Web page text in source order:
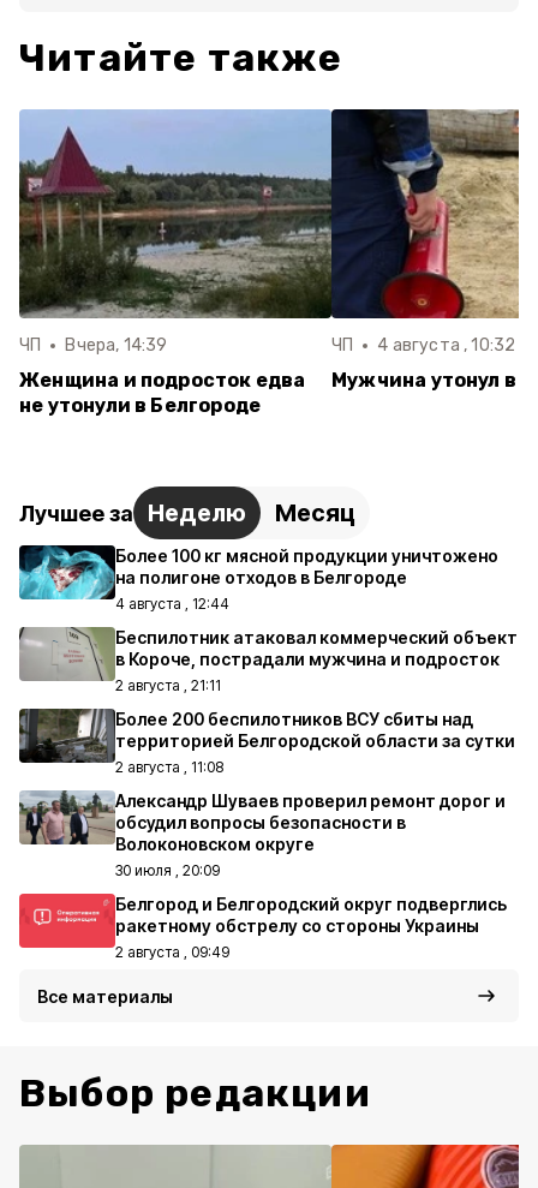
Читайте также
ЧП Вчера, 14:39
Женщина и подросток едва
не утонули в Белгороде
ЧП 4 августа , 10:32
Мужчина утонул в
Лучшее за Неделю Месяц
Более 100 кг мясной продукции уничтожено
на полигоне отходов в Белгороде
4 августа , 12:44
Беспилотник атаковал коммерческий объект
в Короче, пострадали мужчина и подросток
2 августа , 21:11
Более 200 беспилотников ВСУ сбиты над
территорией Белгородской области за сутки
2 августа , 11:08
Александр Шуваев проверил ремонт дорог и
обсудил вопросы безопасности в
Волоконовском округе
30 июля , 20:09
Белгород и Белгородский округ подверглись
ракетному обстрелу со стороны Украины
2 августа , 09:49
Все материалы
Выбор редакции